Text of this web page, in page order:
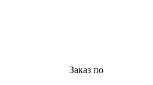
Заказ по